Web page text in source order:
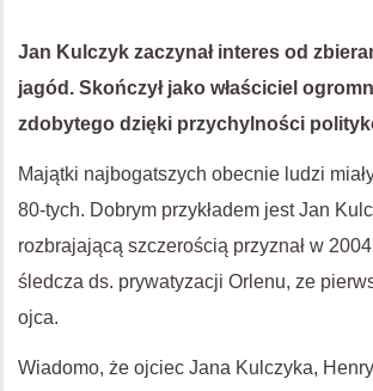
Jan Kulczyk zaczynał interes od
jagód. Skończył jako właściciel
zdobytego dzięki przychylności
Majątki najbogatszych obecnie ludzi
80-tych. Dobrym przykładem jest Jan
rozbrajającą szczerością przyznał w
śledcza ds. prywatyzacji Orlenu, ze
ojca.
Wiadomo, że ojciec Jana Kulczyka,